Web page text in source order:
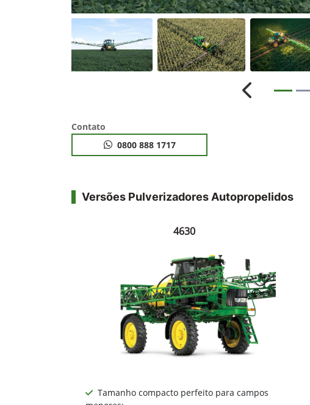
Anterior
Contato
0800 888 1717
Versões Pulverizadores Autopropelidos
4630
Tamanho compacto perfeito para campos